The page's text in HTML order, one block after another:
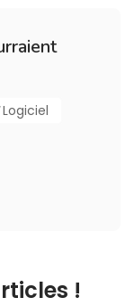
Logiciel
!